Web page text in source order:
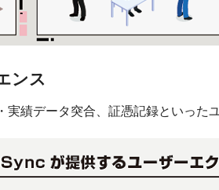
ンス
績データ突合、証憑記録といった